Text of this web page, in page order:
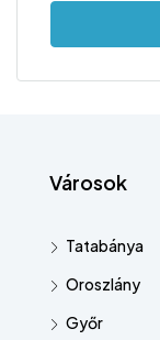
Városok
Tatabánya
Oroszlány
Győr